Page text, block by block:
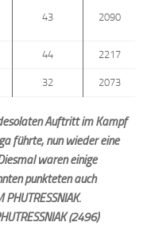
43 2090
44 2217
32 2073
Auftritt im Kampf
führte, nun wieder eine
waren einige
punkteten auch
(2496)